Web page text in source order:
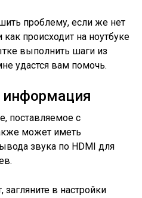
проблему, если же нет
происходит на ноутбуке
выполнить шаги из
удастся вам помочь.
информация
поставляемое с
может иметь
звука по HDMI для
загляните в настройки